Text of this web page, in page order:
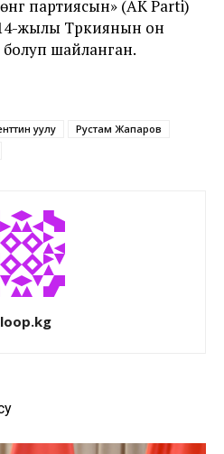
партиясын» (АК Parti)
жылы Түркиянын он
шайланган.
уулу
Рустам Жапаров